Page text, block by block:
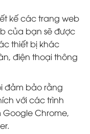
kế các trang web
của bạn sẽ được
thiết bị khác
điện thoại thông
đảm bảo rằng
với các trình
Chrome,